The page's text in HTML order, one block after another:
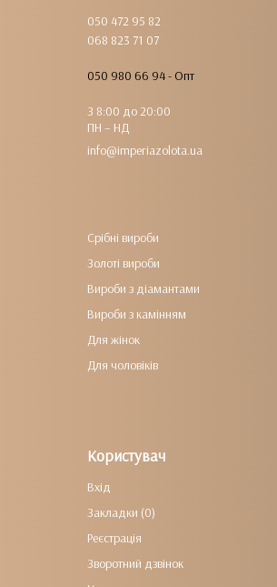
050 472 95 82
068 823 71 07
050 980 66 94 - Опт
З 8:00 до 20:00
ПН – НД
info@imperiazolota.ua
Срібні вироби
Золоті вироби
Вироби з діамантами
Вироби з камінням
Для жінок
Для чоловіків
Користувач
Вхід
Закладки (0)
Реєстрація
Зворотний дзвінок